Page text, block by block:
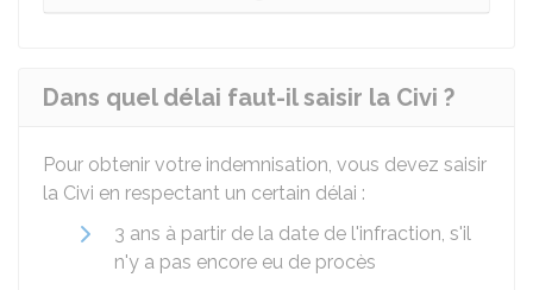
Dans quel délai faut-il saisir la Civi ?
Pour obtenir votre indemnisation, vous devez saisir
la Civi en respectant un certain délai :
3 ans à partir de la date de l'infraction, s'il
n'y a pas encore eu de procès